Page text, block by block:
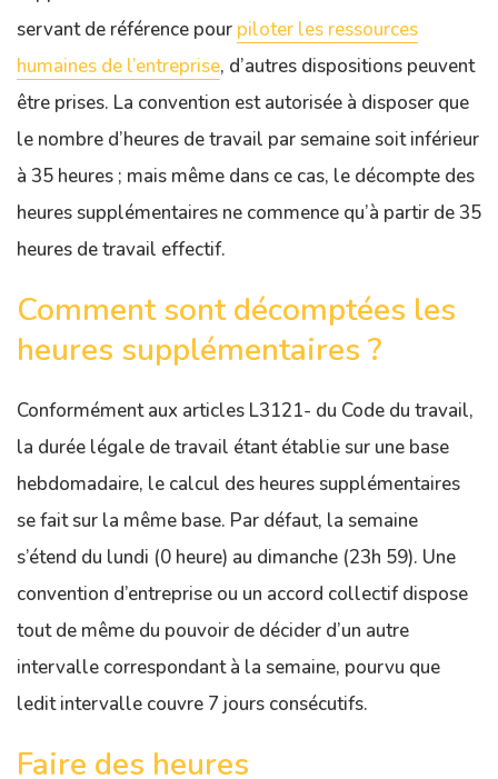
servant de référence pour piloter les ressources
humaines de l’entreprise, d’autres dispositions peuvent
être prises. La convention est autorisée à disposer que
le nombre d’heures de travail par semaine soit inférieur
à 35 heures ; mais même dans ce cas, le décompte des
heures supplémentaires ne commence qu’à partir de 35
heures de travail effectif.
Comment sont décomptées les
heures supplémentaires ?
Conformément aux articles L3121- du Code du travail,
la durée légale de travail étant établie sur une base
hebdomadaire, le calcul des heures supplémentaires
se fait sur la même base. Par défaut, la semaine
s’étend du lundi (0 heure) au dimanche (23h 59). Une
convention d’entreprise ou un accord collectif dispose
tout de même du pouvoir de décider d’un autre
intervalle correspondant à la semaine, pourvu que
ledit intervalle couvre 7 jours consécutifs.
Faire des heures